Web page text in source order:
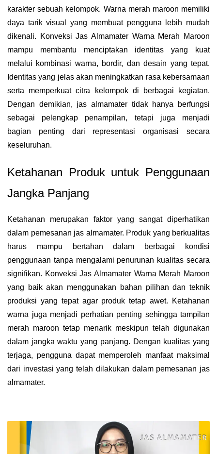
karakter sebuah kelompok. Warna merah maroon memiliki
daya tarik visual yang membuat pengguna lebih mudah
dikenali. Konveksi Jas Almamater Warna Merah Maroon
mampu membantu menciptakan identitas yang kuat
melalui kombinasi warna, bordir, dan desain yang tepat.
Identitas yang jelas akan meningkatkan rasa kebersamaan
serta memperkuat citra kelompok di berbagai kegiatan.
Dengan demikian, jas almamater tidak hanya berfungsi
sebagai pelengkap penampilan, tetapi juga menjadi
bagian penting dari representasi organisasi secara
keseluruhan.
Ketahanan Produk untuk Penggunaan
Jangka Panjang
Ketahanan merupakan faktor yang sangat diperhatikan
dalam pemesanan jas almamater. Produk yang berkualitas
harus mampu bertahan dalam berbagai kondisi
penggunaan tanpa mengalami penurunan kualitas secara
signifikan. Konveksi Jas Almamater Warna Merah Maroon
yang baik akan menggunakan bahan pilihan dan teknik
produksi yang tepat agar produk tetap awet. Ketahanan
warna juga menjadi perhatian penting sehingga tampilan
merah maroon tetap menarik meskipun telah digunakan
dalam jangka waktu yang panjang. Dengan kualitas yang
terjaga, pengguna dapat memperoleh manfaat maksimal
dari investasi yang telah dilakukan dalam pemesanan jas
almamater.